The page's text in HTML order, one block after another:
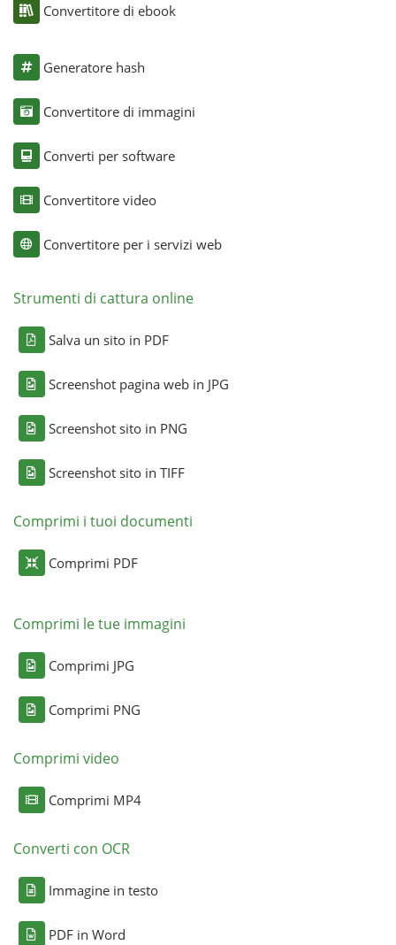
Convertitore di ebook
Generatore hash
Convertitore di immagini
Converti per software
Convertitore video
Convertitore per i servizi web
Strumenti di cattura online
Salva un sito in PDF
Screenshot pagina web in JPG
Screenshot sito in PNG
Screenshot sito in TIFF
Comprimi i tuoi documenti
Comprimi PDF
Comprimi le tue immagini
Comprimi JPG
Comprimi PNG
Comprimi video
Comprimi MP4
Converti con OCR
Immagine in testo
PDF in Word